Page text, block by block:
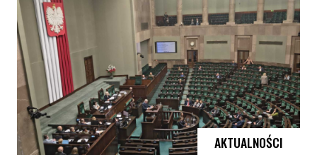
AKTUALNOŚCI